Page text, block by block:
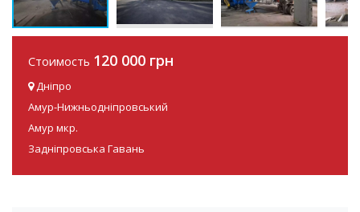
Стоимость 120 000 грн
Дніпро
Амур-Нижньодніпровський
Амур мкр.
Задніпровська Гавань